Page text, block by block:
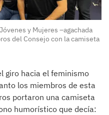
y Mujeres –agachada
del Consejo con la camiseta
giro hacia el feminismo
los miembros de esta
portaron una camiseta
humorístico que decía: